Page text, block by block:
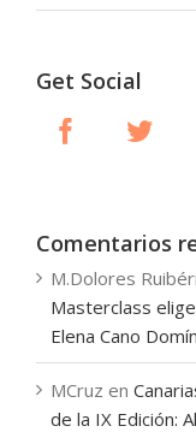
Get Social
Comentarios
M.Dolores
Masterclass
Elena Cano
MCruz en
de la IX Edición: